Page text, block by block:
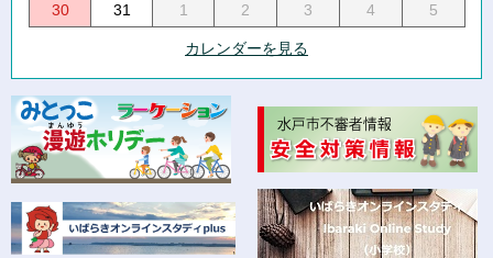
30
31 1 2 3 4 5
カレンダーを見る